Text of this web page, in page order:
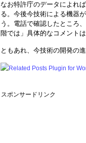
なお特許庁のデータによれ
る。今後今技術による機器
う。電話で確認したところ
階では」具体的なコメント
ともあれ、今技術の開発の
スポンサードリンク